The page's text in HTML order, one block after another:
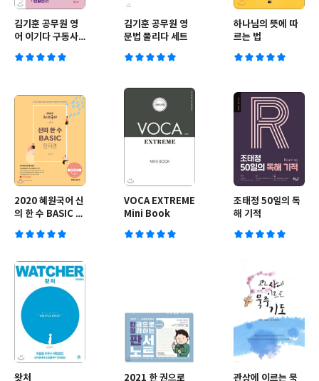
김기훈 공무원 영
어 이기다 구동사/
영어
김기훈 공무원 영
문법 풀리다 세트
하나님의 뜻에 따
르는 법
2020 혜원국어 신
의 한 수 BASIC 한
VOCA EXTREME
Mini Book
조태정 50일의 독
해 기적
왓처
2021 한 권으로
관상에 이르는 묵